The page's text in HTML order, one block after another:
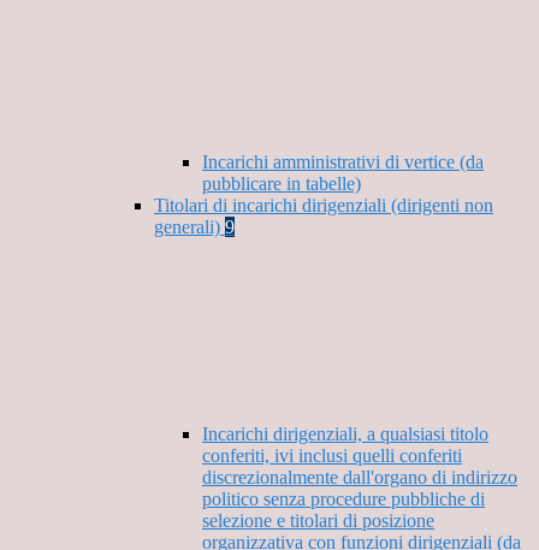
Incarichi amministrativi di vertice (da
pubblicare in tabelle)
Titolari di incarichi dirigenziali (dirigenti non
generali) 9
Incarichi dirigenziali, a qualsiasi titolo
conferiti, ivi inclusi quelli conferiti
discrezionalmente dall'organo di indirizzo
politico senza procedure pubbliche di
selezione e titolari di posizione
organizzativa con funzioni dirigenziali (da